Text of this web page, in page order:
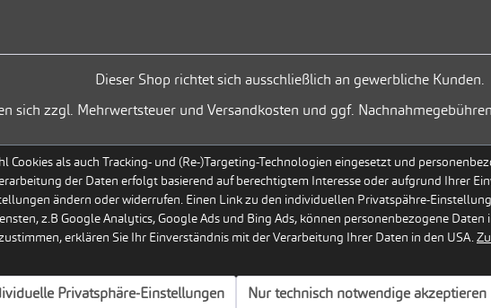
Dieser Shop richtet sich ausschließlich an gewerbliche Kunden.
sich zzgl. Mehrwertsteuer und Versandkosten und ggf.
Cookies als auch Tracking- und (Re-)Targeting-Technologien eingesetzt und
der Daten erfolgt basierend auf berechtigtem Interesse oder aufgrund Ihrer
ändern oder widerrufen. Einen Link zu den individuellen Privatspähre-
z.B Google Analytics, Google Ads und Bing Ads, können personenbezogene
erklären Sie Ihr Einverständnis mit der Verarbeitung Ihrer Daten in den USA.
Privatsphäre-Einstellungen Nur technisch notwendige akzeptieren